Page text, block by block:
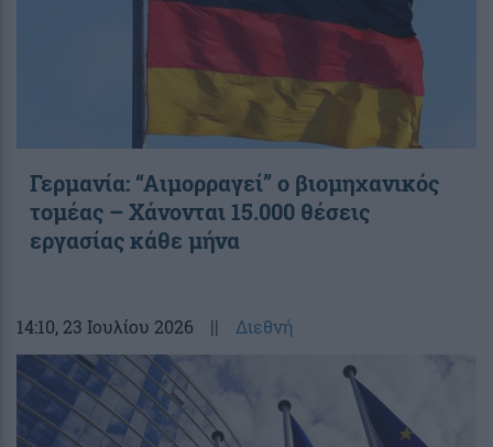
Γερμανία: “Αιμορραγεί” ο βιομηχανικός
τομέας – Χάνονται 15.000 θέσεις
εργασίας κάθε μήνα
14:10, 23 Ιουλίου 2026 || Διεθνή